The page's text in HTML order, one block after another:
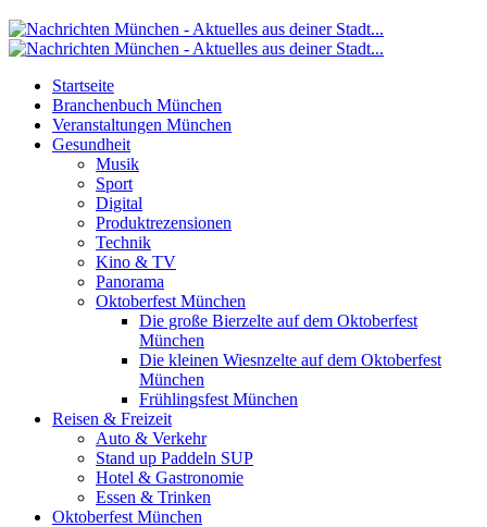
Startseite
Branchenbuch München
Veranstaltungen München
Gesundheit
Musik
Sport
Digital
Produktrezensionen
Technik
Kino & TV
Panorama
Oktoberfest München
Die große Bierzelte auf dem Oktoberfest
München
Die kleinen Wiesnzelte auf dem Oktoberfest
München
Frühlingsfest München
Reisen & Freizeit
Auto & Verkehr
Stand up Paddeln SUP
Hotel & Gastronomie
Essen & Trinken
Oktoberfest München